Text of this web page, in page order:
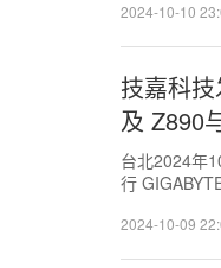
2024-10-10
技嘉科
及 Z890
台北2024年
行
2024-10-09